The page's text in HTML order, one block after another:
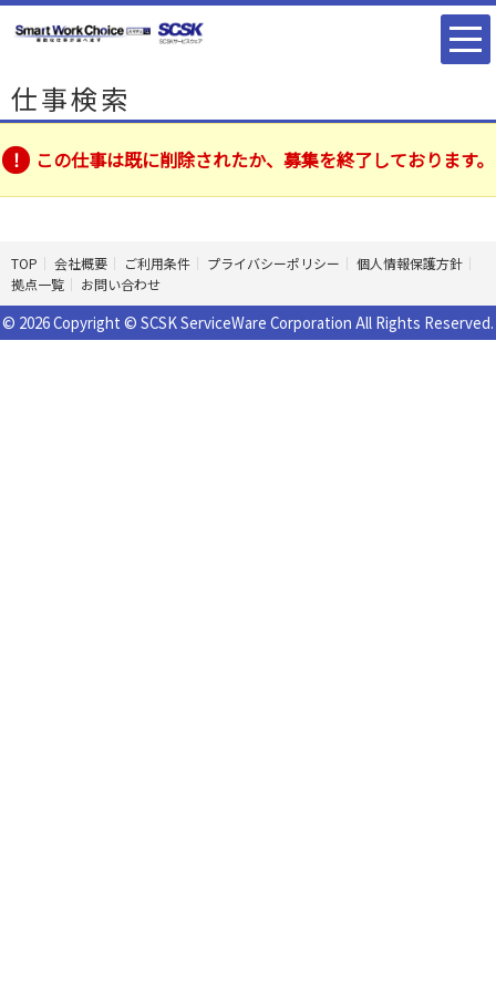
仕事検索
この仕事は既に削除されたか、募集を終了しております。
TOP 会社概要 ご利用条件 プライバシーポリシー
個人情報保護方針
拠点一覧
お問い合わせ
© 2026 Copyright © SCSK ServiceWare Corporation All Rights Reserved.